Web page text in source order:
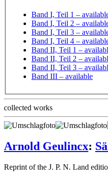
Band I, Teil 1 –
Band I, Teil 2 –
Band I, Teil 3 –
Band I, Teil 4 –
Band II, Teil 1 –
Band II, Teil 2 –
Band II, Teil 3 –
Band III – available
collected works
Arnold Geulincx:
Reprint of the J. P. N. Land